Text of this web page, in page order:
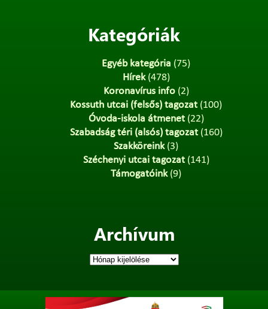
Kategóriák
Egyéb kategória (75)
Hírek(478)
Koronavírus info(2)
Kossuth utcai (felsős) tagozat(100)
Óvoda-iskola átmenet(22)
Szabadság téri (alsós) tagozat(160)
Szakköreink(3)
Széchenyi utcai tagozat(141)
Támogatóink(9)
Archívum
Archívum